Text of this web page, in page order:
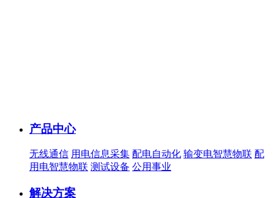
产品中心
无线通信 用电信息采集 配电自动化 输变电智慧物联 配
用电智慧物联 测试设备 公用事业
解决方案